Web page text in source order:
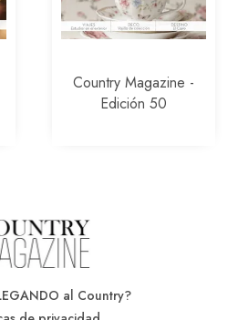
Country Magazine -
Edición 50
al Country?